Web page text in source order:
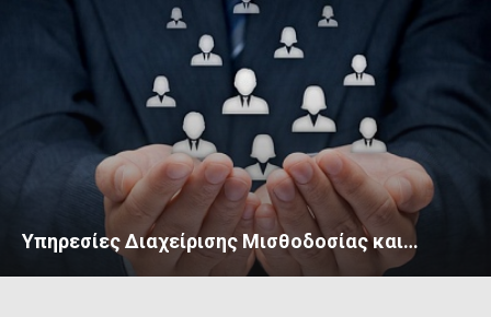
Υπηρεσίες Διαχείρισης Μισθοδοσίας και…